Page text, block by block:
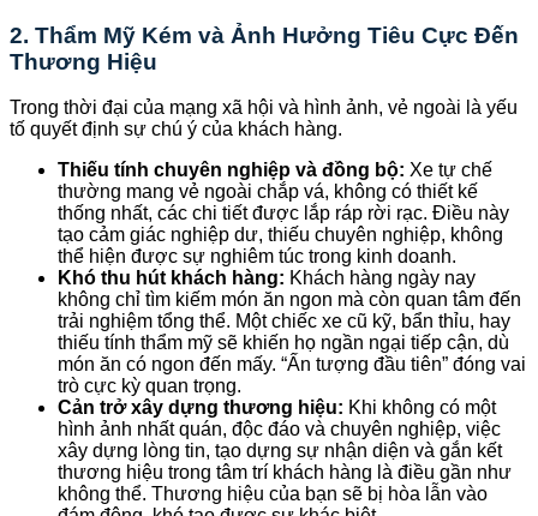
2. Thẩm Mỹ Kém và Ảnh Hưởng Tiêu Cực Đến
Thương Hiệu
Trong thời đại của mạng xã hội và hình ảnh, vẻ ngoài là yếu
tố quyết định sự chú ý của khách hàng.
Thiếu tính chuyên nghiệp và đồng bộ: Xe tự chế
thường mang vẻ ngoài chắp vá, không có thiết kế
thống nhất, các chi tiết được lắp ráp rời rạc. Điều này
tạo cảm giác nghiệp dư, thiếu chuyên nghiệp, không
thể hiện được sự nghiêm túc trong kinh doanh.
Khó thu hút khách hàng: Khách hàng ngày nay
không chỉ tìm kiếm món ăn ngon mà còn quan tâm đến
trải nghiệm tổng thể. Một chiếc xe cũ kỹ, bẩn thỉu, hay
thiếu tính thẩm mỹ sẽ khiến họ ngần ngại tiếp cận, dù
món ăn có ngon đến mấy. “Ấn tượng đầu tiên” đóng vai
trò cực kỳ quan trọng.
Cản trở xây dựng thương hiệu: Khi không có một
hình ảnh nhất quán, độc đáo và chuyên nghiệp, việc
xây dựng lòng tin, tạo dựng sự nhận diện và gắn kết
thương hiệu trong tâm trí khách hàng là điều gần như
không thể. Thương hiệu của bạn sẽ bị hòa lẫn vào